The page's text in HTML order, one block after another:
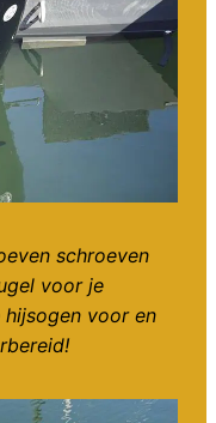
schroeven
voor je
voor en